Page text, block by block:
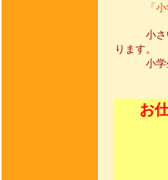
「
小さいお
ります。
小学生
お